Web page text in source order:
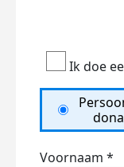
Ik doe
Voornaam *